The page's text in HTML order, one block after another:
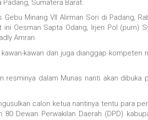
Sumatera Barat.
Gebu Minang VII Alirman Sori di Padang,
Oesman Sapta Odang, Irjen Pol (purn)
Amran.
kawan dan juga dianggap kompeten
resminya dalam Munas nanti akan dibuka
calon ketua nantinya tentu para
80 Dewan Perwakilan Daerah (DPD)